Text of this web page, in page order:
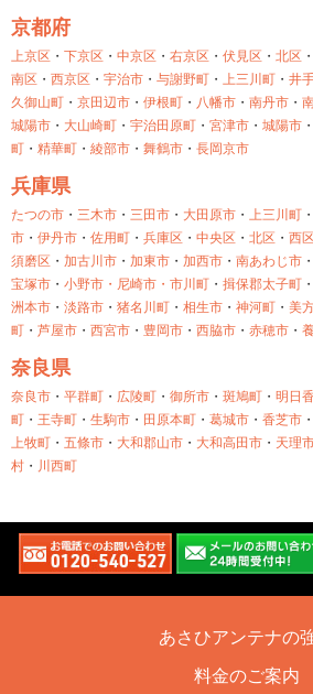
京都府
上京区 ・ 下京区 ・ 中京区 ・ 右京区 ・ 伏見区 ・ 北区 ・
南区 ・ 西京区 ・ 宇治市 ・ 与謝野町 ・ 上三川町 ・ 井
久御山町 ・ 京田辺市 ・ 伊根町 ・ 八幡市 ・ 南丹市 ・
城陽市 ・ 大山崎町 ・ 宇治田原町 ・ 宮津市 ・ 城陽市 ・
町 ・ 精華町 ・ 綾部市 ・ 舞鶴市 ・ 長岡京市
兵庫県
たつの市 ・ 三木市 ・ 三田市 ・ 大田原市 ・ 上三川町 ・
市 ・ 伊丹市 ・ 佐用町 ・ 兵庫区 ・ 中央区 ・ 北区 ・ 西区
須磨区 ・ 加古川市 ・ 加東市 ・ 加西市 ・ 南あわじ市 ・
宝塚市 ・ 小野市・ 尼崎市・ 市川町 ・ 揖保郡太子町 ・
洲本市 ・ 淡路市 ・ 猪名川町 ・ 相生市 ・ 神河町 ・ 美
町 ・ 芦屋市 ・ 西宮市 ・ 豊岡市 ・ 西脇市 ・ 赤穂市 ・
奈良県
奈良市 ・ 平群町 ・ 広陵町 ・ 御所市 ・ 斑鳩町 ・ 明日
町 ・ 王寺町 ・ 生駒市 ・ 田原本町 ・ 葛城市 ・ 香芝市 ・
上牧町 ・ 五條市 ・ 大和郡山市 ・ 大和高田市 ・ 天理
村 ・ 川西町
あさひアンテナの
料金のご案内